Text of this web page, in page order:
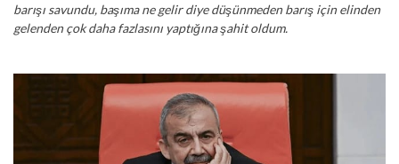
barışı savundu, başıma ne gelir diye düşünmeden barış için elinden
gelenden çok daha fazlasını yaptığına şahit oldum.